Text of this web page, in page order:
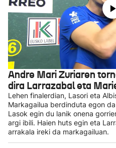
Andre Mari Zuriaren
dira Larrazabal eta
Lehen finalerdian, Lasori eta
Markagailua berdinduta egon
Lasok egin du lanik onena
argi ibili. Haien huts egin eta
arrakala ireki da markagailuan.